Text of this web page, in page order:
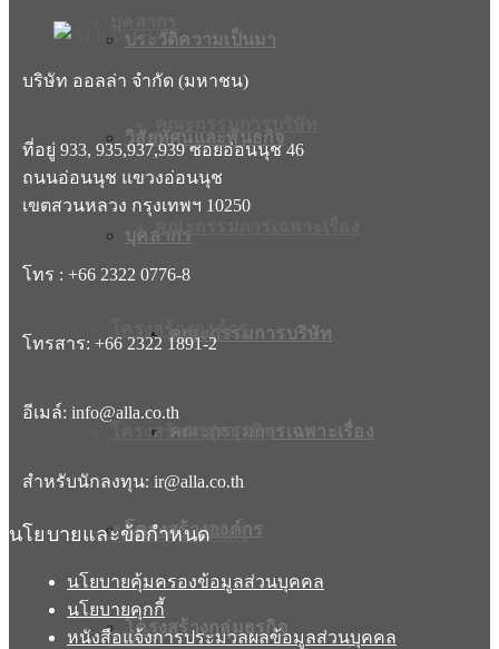
ประวัติความเป็นมา
วิสัยทัศน์และพันธกิจ
บุคลากร
คณะกรรมการบริษัท
คณะกรรมการเฉพาะเรื่อง
โครงสร้างองค์กร
โครงสร้างกลุ่มธุรกิจ
โครงสร้างองค์กร
โครงสร้างกลุ่มธุรกิจ
วัฒนธรรมองค์กร
รางวัล
บริษัท ออลล่า จำกัด (มหาชน)
ที่อยู่ 933, 935,937,939 ซอยอ่อนนุช 46
ถนนอ่อนนุช แขวงอ่อนนุช
เขตสวนหลวง กรุงเทพฯ 10250
โทร : +66 2322 0776-8
โทรสาร: +66 2322 1891-2
อีเมล์: info@alla.co.th
สำหรับนักลงทุน: ir@alla.co.th
นโยบายและข้อกำหนด
นโยบายคุ้มครองข้อมูลส่วนบุคคล
นโยบายคุกกี้
หนังสือแจ้งการประมวลผลข้อมูลส่วนบุคคล